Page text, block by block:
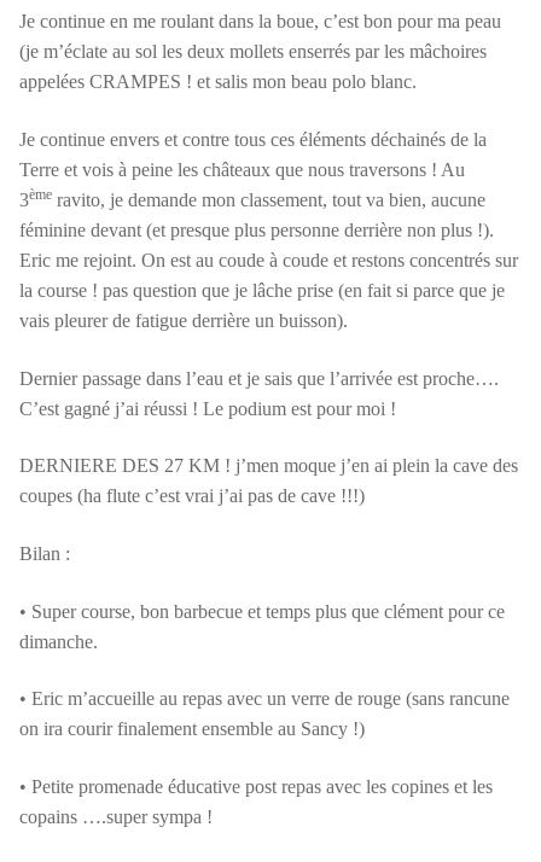
Je continue en me roulant dans la boue, c’est bon pour ma peau
(je m’éclate au sol les deux mollets enserrés par les mâchoires
appelées CRAMPES ! et salis mon beau polo blanc.
Je continue envers et contre tous ces éléments déchainés de la
Terre et vois à peine les châteaux que nous traversons ! Au
3ème ravito, je demande mon classement, tout va bien, aucune
féminine devant (et presque plus personne derrière non plus !).
Eric me rejoint. On est au coude à coude et restons concentrés sur
la course ! pas question que je lâche prise (en fait si parce que je
vais pleurer de fatigue derrière un buisson).
Dernier passage dans l’eau et je sais que l’arrivée est proche….
C’est gagné j’ai réussi ! Le podium est pour moi !
DERNIERE DES 27 KM ! j’men moque j’en ai plein la cave des
coupes (ha flute c’est vrai j’ai pas de cave !!!)
Bilan :
• Super course, bon barbecue et temps plus que clément pour ce
dimanche.
• Eric m’accueille au repas avec un verre de rouge (sans rancune
on ira courir finalement ensemble au Sancy !)
• Petite promenade éducative post repas avec les copines et les
copains ….super sympa !